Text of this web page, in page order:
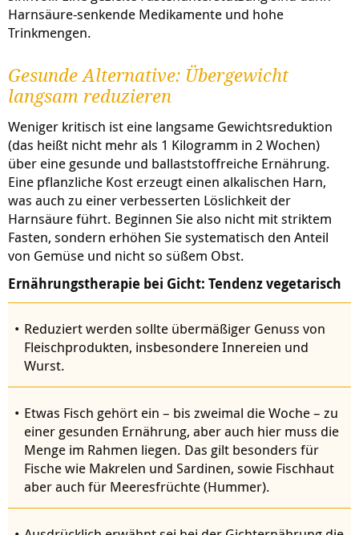
Harnsäure-senkende Medikamente und hohe
Trinkmengen.
Gesunde Alternative: Übergewicht
langsam reduzieren
Weniger kritisch ist eine langsame Gewichtsreduktion
(das heißt nicht mehr als 1 Kilogramm in 2 Wochen)
über eine gesunde und ballaststoffreiche Ernährung.
Eine pflanzliche Kost erzeugt einen alkalischen Harn,
was auch zu einer verbesserten Löslichkeit der
Harnsäure führt. Beginnen Sie also nicht mit striktem
Fasten, sondern erhöhen Sie systematisch den Anteil
von Gemüse und nicht so süßem Obst.
Ernährungstherapie bei Gicht: Tendenz vegetarisch
Reduziert werden sollte übermäßiger Genuss von
Fleischprodukten, insbesondere Innereien und
Wurst.
Etwas Fisch gehört ein – bis zweimal die Woche – zu
einer gesunden Ernährung, aber auch hier muss die
Menge im Rahmen liegen. Das gilt besonders für
Fische wie Makrelen und Sardinen, sowie Fischhaut
aber auch für Meeresfrüchte (Hummer).